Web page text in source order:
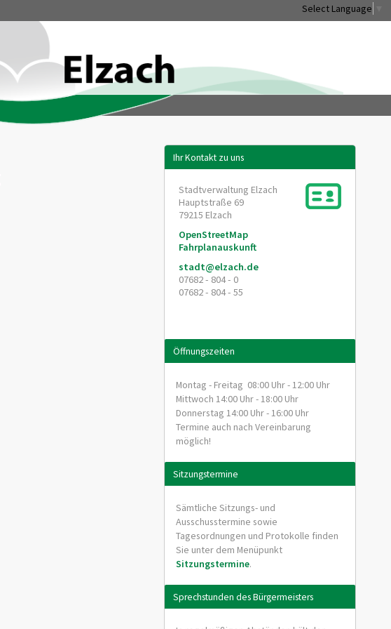
Select Language
Ihr Kontakt zu uns
Stadtverwaltung Elzach
Hauptstraße 69
79215 Elzach
OpenStreetMap
Fahrplanauskunft
stadt@elzach.de
07682 - 804 - 0
07682 - 804 - 55
Öffnungszeiten
Montag - Freitag 08:00 Uhr - 12:00 Uhr
Mittwoch 14:00 Uhr - 18:00 Uhr
Donnerstag 14:00 Uhr - 16:00 Uhr
Termine auch nach Vereinbarung
möglich!
Sitzungstermine
Sämtliche Sitzungs- und
Ausschusstermine sowie
Tagesordnungen und Protokolle finden
Sie unter dem Menüpunkt
Sitzungstermine.
Sprechstunden des Bürgermeisters